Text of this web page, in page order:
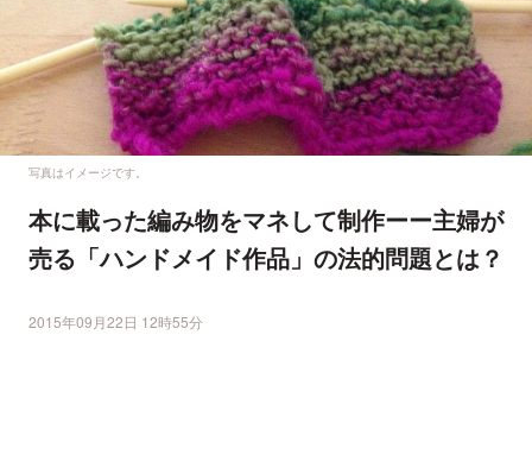
写真はイメージです。
本に載った編み物をマネして制作ーー主婦が
売る「ハンドメイド作品」の法的問題とは？
2015年09月22日 12時55分